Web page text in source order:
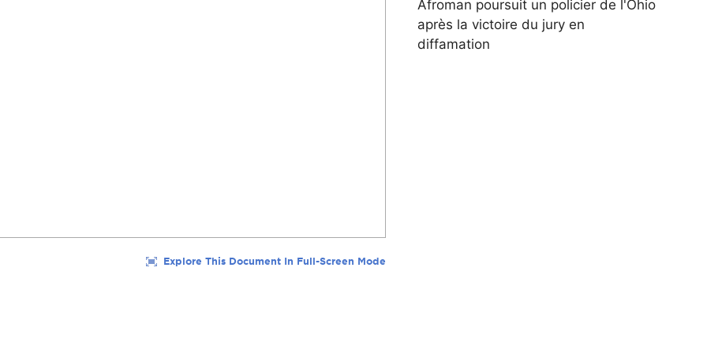
Afroman poursuit un policier de l'Ohio
après la victoire du jury en
diffamation